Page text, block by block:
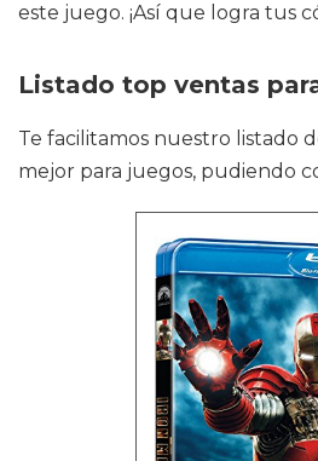
este juego. ¡Así que logra tus
Listado top ventas
Te facilitamos nuestro listado
mejor para juegos, pudiendo